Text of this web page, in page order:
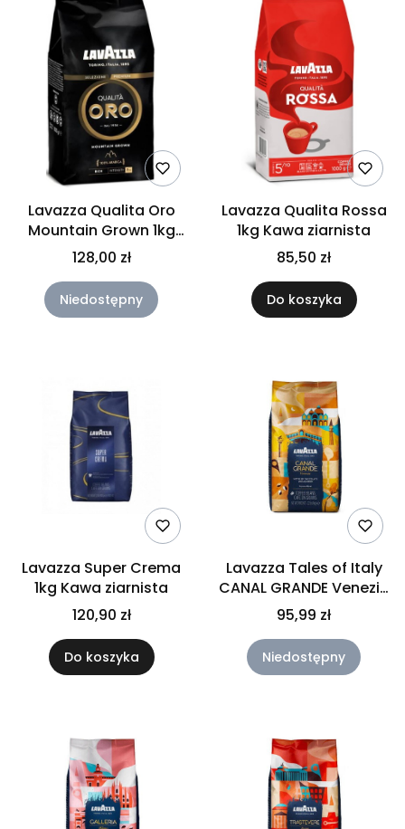
Lavazza Qualita Oro
Mountain Grown 1kg
Kawa ziarnista
128,00 zł
Niedostępny
Lavazza Qualita Rossa
1kg Kawa ziarnista
85,50 zł
Do koszyka
Lavazza Super Crema
1kg Kawa ziarnista
120,90 zł
Do koszyka
Lavazza Tales of Italy
CANAL GRANDE Venezia
1kg Kawa ziarnista
95,99 zł
Niedostępny